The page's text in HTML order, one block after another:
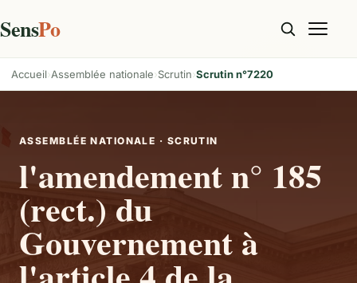
SensPo
Accueil Assemblée nationale Scrutin Scrutin n°7220
ASSEMBLÉE NATIONALE · SCRUTIN
l'amendement n° 185
(rect.) du
Gouvernement à